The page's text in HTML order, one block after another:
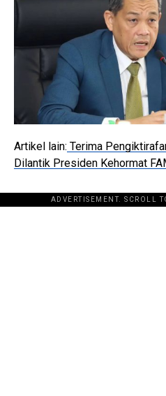
Artikel lain: Terima
Dilantik Presiden Kehormat
ADVERTISEMENT. SCROLL